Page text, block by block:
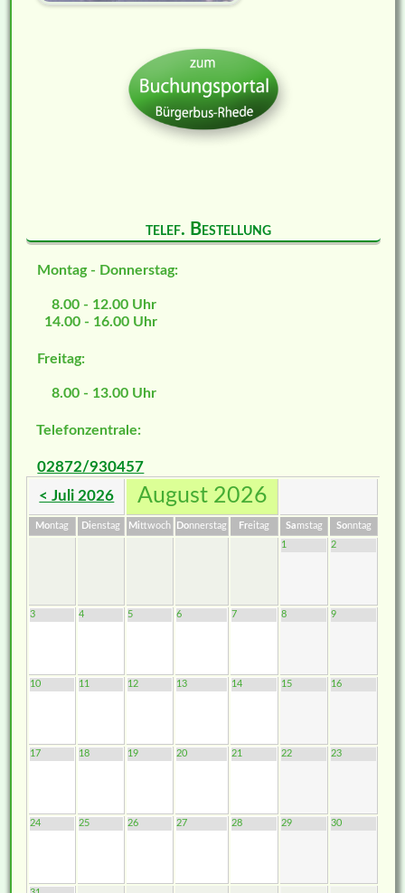
telef. Bestellung
Montag - Donnerstag:
8.00 - 12.00 Uhr
14.00 - 16.00 Uhr
Freitag:
8.00 - 13.00 Uhr
Telefonzentrale:
02872/930457
< Juli 2026 August 2026
Montag Dienstag Mittwoch Donnerstag Freitag Samstag Sonntag
1
2
3 4 5 6 7 8 9
10 11 12 13 14 15 16
17 18 19 20 21 22 23
24 25 26 27 28 29 30